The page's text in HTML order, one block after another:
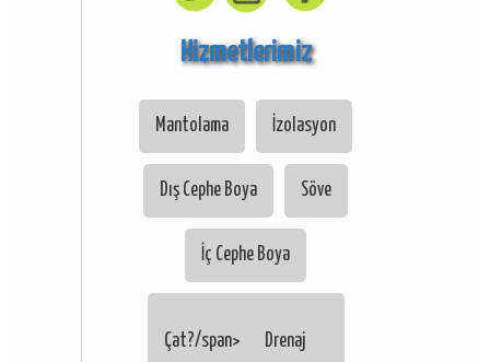
Hizmetlerimiz
Mantolama İzolasyon
Dış Cephe Boya Söve
İç Cephe Boya
Çat?/span> Drenaj